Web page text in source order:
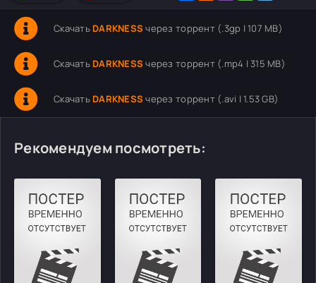
Скачать DARKNESS через торрент (.3gp | 107 MB)
Скачать DARKNESS через торрент (.mp4 | 315 MB)
Скачать DARKNESS через торрент (.avi | 1.53 GB)
Рекомендуем посмотреть: